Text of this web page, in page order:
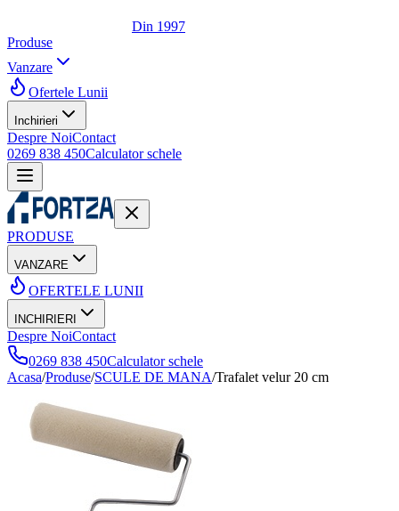
Din 1997
Produse
Vanzare
Ofertele Lunii
Inchirieri
Despre NoiContact
0269 838 450Calculator schele
PRODUSE
VANZARE
OFERTELE LUNII
INCHIRIERI
Despre NoiContact
0269 838 450Calculator schele
Acasa/Produse/SCULE DE MANA/Trafalet velur 20 cm